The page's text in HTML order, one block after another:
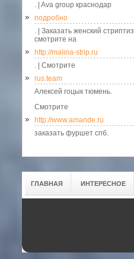
. | Ava group краснодар
подробно
. | Заказать женский стриптиз
смотрите на
http://malina-strip.ru
. | Смотрите
rus.team
Алексей гоцык тюмень.
Смотрите
http://www.amande.ru
заказать фуршет спб.
ГЛАВНАЯ ИНТЕРЕСНОЕ